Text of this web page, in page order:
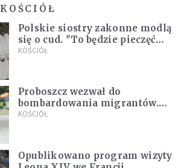
KOŚCIÓŁ
Polskie siostry zakonne modlą
się o cud. "To będzie pieczęć
Pana Boga dla naszej wiary"
KOŚCIÓŁ
Proboszcz wezwał do
bombardowania migrantów.
"Masowy ogień przeciwko
KOŚCIÓŁ
Opublikowano program wizyty